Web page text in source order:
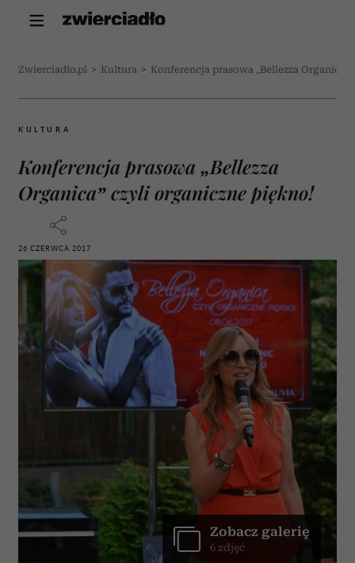
Zwierciadlo.pl > Kultura > Konferencja prasowa „Bellezza
KULTURA
Konferencja prasowa „Bellezza
Organica” czyli organiczne piękno!
26 CZERWCA 2017
Zobacz galerię
6 zdjęć